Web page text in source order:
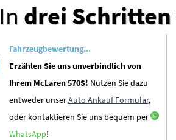
In drei Schritten
Fahrzeugbewertung...
Erzählen Sie uns unverbindlich von
Ihrem McLaren 570S! Nutzen Sie dazu
entweder unserAuto Ankauf Formular,
oder kontaktieren Sie uns bequem per
WhatsApp!